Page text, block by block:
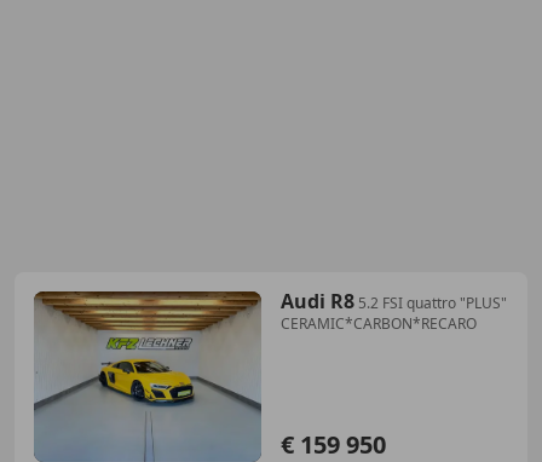
Audi R8 5.2 FSI quattro "PLUS"
CERAMIC*CARBON*RECARO
€ 159 950